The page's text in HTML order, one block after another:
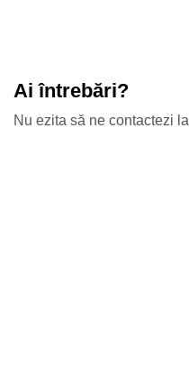
Ai întrebări?
Nu ezita să ne contactezi la